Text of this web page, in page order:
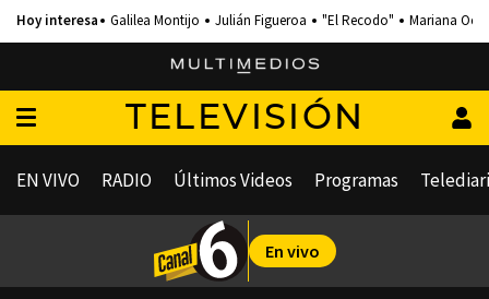
Galilea Montijo Julián Figueroa "El Recodo" Mariana
TELEVISIÓN
EN VIVO RADIO Últimos Videos Programas
En vivo